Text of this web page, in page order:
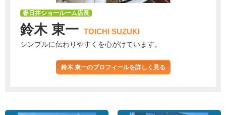
春日井ショールーム店長
鈴木 東一 TOICHI SUZUKI
シンプルに伝わりやすくを心がけています。
鈴木 東一のプロフィールを詳しく見る